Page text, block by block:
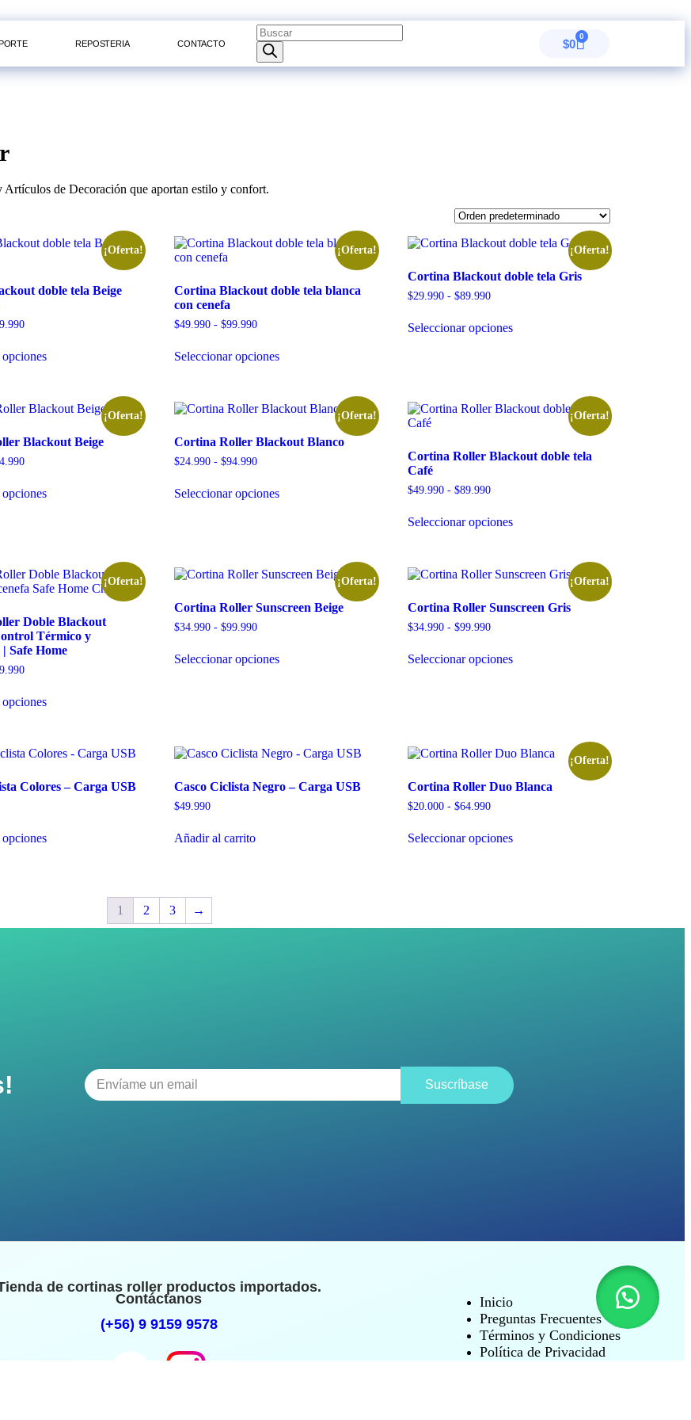
REPOSTERIA CONTACTO $0
0
de Decoración que aportan estilo y confort.
¡Oferta!
doble tela Beige
¡Oferta!
Cortina Blackout doble tela blanca
con cenefa
$49.990 - $99.990
Seleccionar opciones
¡Oferta!
Cortina Blackout doble tela Gris
$29.990 - $89.990
Seleccionar opciones
¡Oferta!
Blackout Beige
¡Oferta!
Cortina Roller Blackout Blanco
$24.990 - $94.990
Seleccionar opciones
¡Oferta!
Cortina Roller Blackout doble tela
Café
$49.990 - $89.990
Seleccionar opciones
¡Oferta!
Doble Blackout
Térmico y
Safe Home
¡Oferta!
Cortina Roller Sunscreen Beige
$34.990 - $99.990
Seleccionar opciones
¡Oferta!
Cortina Roller Sunscreen Gris
$34.990 - $99.990
Seleccionar opciones
Colores – Carga USB Casco Ciclista Negro – Carga USB
$49.990
Añadir al carrito
¡Oferta!
Cortina Roller Duo Blanca
$20.000 - $64.990
Seleccionar opciones
1 2 3 →
Suscríbase
de cortinas roller productos importados.
Contáctanos
(+56) 9 9159 9578
Inicio
Preguntas Frecuentes
Términos y Condiciones
Política de Privacidad